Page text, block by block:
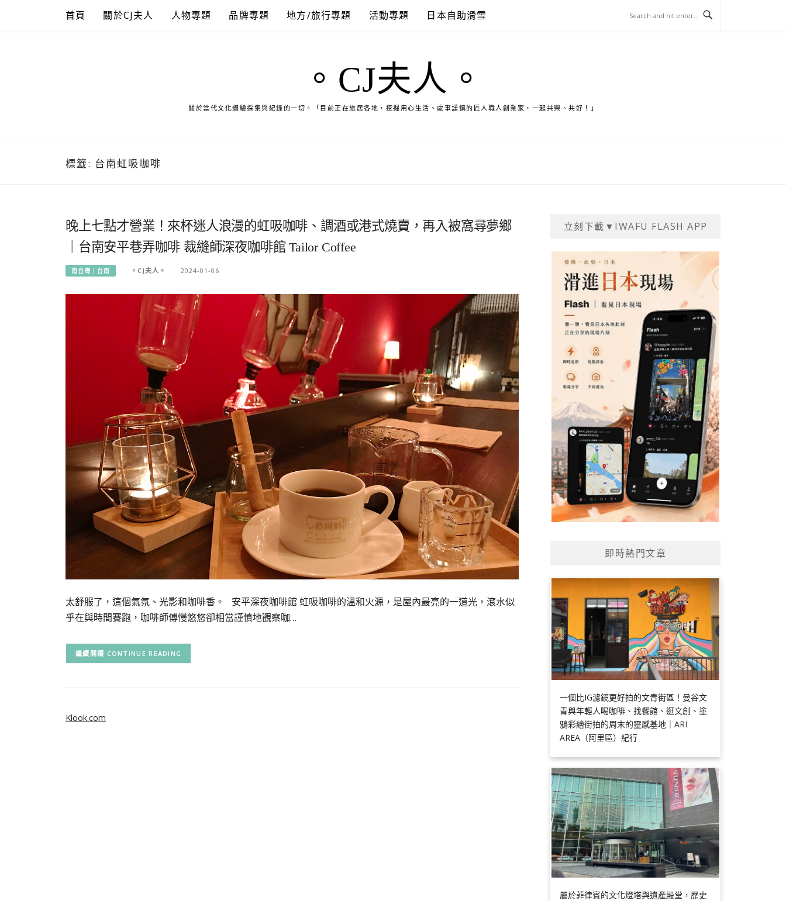
首頁 關於CJ夫人 人物專題 品牌專題 地方/旅行專題 活動專題 日本自助滑雪
。CJ夫人。
關於當代文化體驗採集與紀錄的一切。「目前正在旅居各地，挖掘用心生活、處事謹慎的匠人職人創業家，一起共榮、共好！」
標籤: 台南虹吸咖啡
晚上七點才營業！來杯迷人浪漫的虹吸咖啡、調酒或港式燒賣，再入被窩尋夢鄉
｜台南安平巷弄咖啡 裁縫師深夜咖啡館 Tailor Coffee
南台灣｜台南 。CJ夫人。 2024-01-06
太舒服了，這個氣氛、光影和咖啡香。 安平深夜咖啡館 虹吸咖啡的溫和火源，是屋內最亮的一道光，滾水似
乎在與時間賽跑，咖啡師傅慢悠悠卻相當謹慎地觀察咖…
CONTINUE READING
立刻下載▼IWAFU FLASH APP
即時熱門文章
一個比IG濾鏡更好拍的文青街區！曼谷文
青與年輕人喝咖啡、找餐館、逛文創、塗
鴉彩繪街拍的周末的靈感基地｜ARI
AREA（阿里區）紀行
屬於菲律賓的文化燈塔與遺產殿堂，歷史
Klook.com